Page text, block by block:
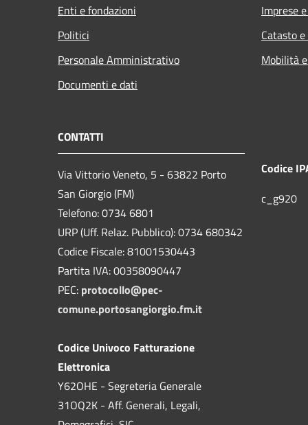
Enti e fondazioni
Politici
Personale Amministrativo
Documenti e dati
Imprese
Catasto
Mobilità
CONTATTI
Via Vittorio Veneto, 5 - 63822 Porto
San Giorgio (FM)
Telefono: 0734 6801
URP (Uff. Relaz. Pubblico): 0734 680342
Codice Fiscale: 81001530443
Partita IVA: 00358090447
PEC: protocollo@pec-
comune.portosangiorgio.fm.it
Codice Univoco Fatturazione
Elettronica
Y62OHE - Segreteria Generale
31OQ2K - Aff. Generali, Legali,
Codice
c_g920